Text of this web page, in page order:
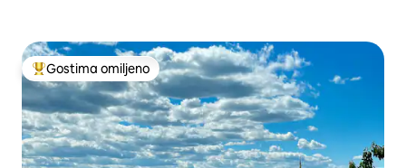
Najuspešniji među gostima omiljenim
Gostima omiljeno